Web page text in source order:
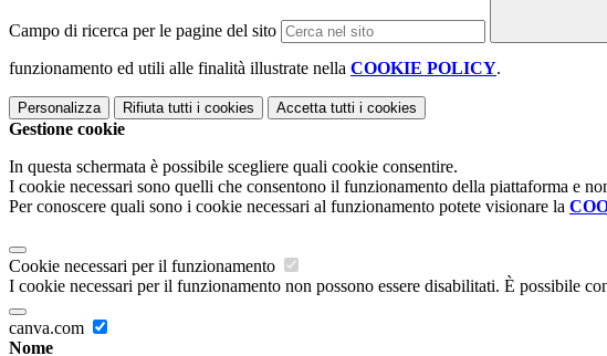
Campo di ricerca per le pagine del sito
funzionamento ed utili alle finalità illustrate nella COOKIE POLICY.
Personalizza Rifiuta tutti i cookies Accetta tutti i cookies
Gestione cookie
In questa schermata è possibile scegliere quali cookie consentire.
I cookie necessari sono quelli che consentono il funzionamento della piattaforma e
Per conoscere quali sono i cookie necessari al funzionamento potete visionare la
Cookie necessari per il funzionamento
I cookie necessari per il funzionamento non possono essere disabilitati. È possibile
canva.com
Nome